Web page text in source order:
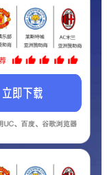
...
.
.